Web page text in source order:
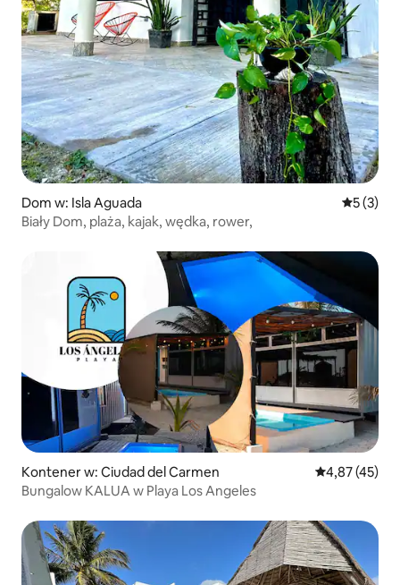
Dom w: Isla Aguada Średnia
5 (3)
Biały Dom, plaża, kajak, wędka, rower,
Kontener w: Ciudad del Carmen Średnia
4,87 (45)
Bungalow KALUA w Playa Los Angeles